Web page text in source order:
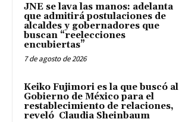
JNE se lava las manos: adelanta
que admitirá postulaciones de
alcaldes y gobernadores que
buscan “reelecciones
encubiertas”
7 de agosto de 2026
Keiko Fujimori es la que buscó al
Gobierno de México para el
restablecimiento de relaciones,
reveló Claudia Sheinbaum